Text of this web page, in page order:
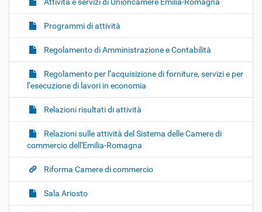
Programmi di attività
Regolamento di Amministrazione e Contabilità
Regolamento per l’acquisizione di forniture, servizi e per
l’esecuzione di lavori in economia
Relazioni risultati di attività
Relazioni sulle attività del Sistema delle Camere di
commercio dell'Emilia-Romagna
Riforma Camere di commercio
Sala Ariosto